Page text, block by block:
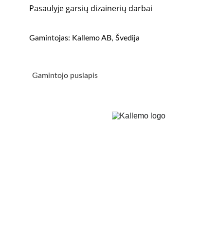
Pasaulyje garsių dizainerių darbai
Gamintojas: Kallemo AB, Švedija
Gamintojo puslapis